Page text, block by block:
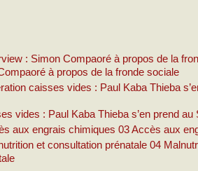
à propos de la fronde sociale
vides : Paul Kaba Thieba s’en prend au
03Accès aux
04